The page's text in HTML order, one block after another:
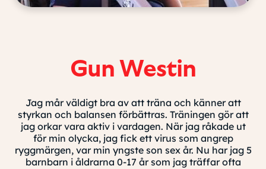
Gun Westin
Jag mår väldigt bra av att träna och känner att
styrkan och balansen förbättras. Träningen gör att
jag orkar vara aktiv i vardagen. När jag råkade ut
för min olycka, jag fick ett virus som angrep
ryggmärgen, var min yngste son sex år. Nu har jag 5
barnbarn i åldrarna 0-17 år som jag träffar ofta